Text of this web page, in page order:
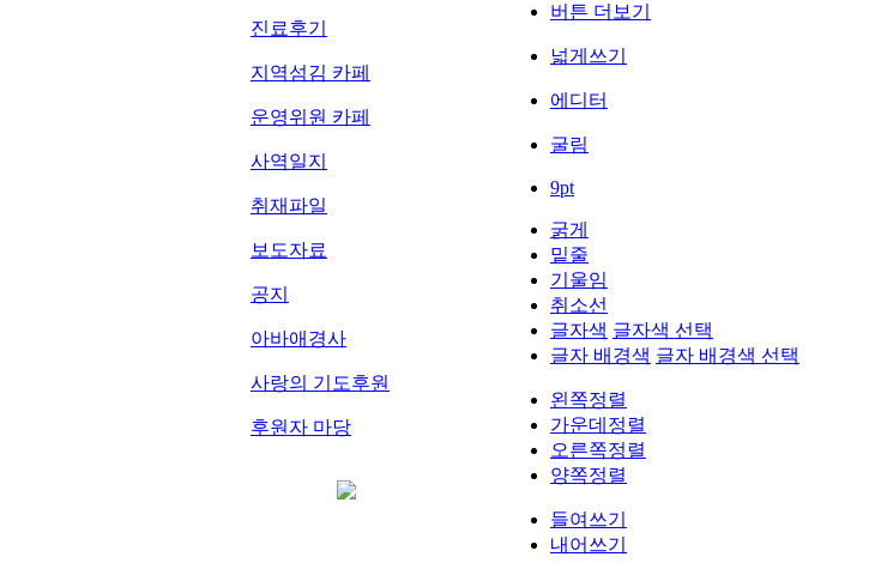
진료후기
지역섬김 카페
운영위원 카페
사역일지
취재파일
보도자료
공지
아바애경사
사랑의 기도후원
후원자 마당
버튼 더보기
넓게쓰기
에디터
굴림
9pt
굵게
밑줄
기울임
취소선
글자색 글자색 선택
글자 배경색 글자 배경색 선택
왼쪽정렬
가운데정렬
오른쪽정렬
양쪽정렬
들여쓰기
내어쓰기